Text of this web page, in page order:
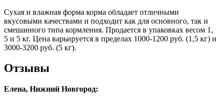
Сухая и влажная форма корма обладает отличными
вкусовыми качествами и подходит как для основного, так и
смешанного типа кормления. Продается в упаковках весом 1,
5 и 5 кг. Цена варьируется в пределах 1000-1200 руб. (1,5 кг) и
3000-3200 руб. (5 кг).
Отзывы
Елена, Нижний Новгород: